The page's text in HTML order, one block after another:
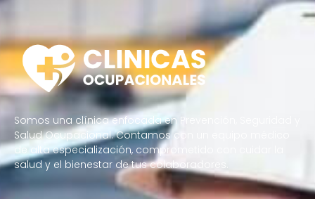
Somos una clínica enfocada en Prevención, Seguridad y
Salud Ocupacional. Contamos con un equipo médico
de alta especialización, comprometido con cuidar la
salud y el bienestar de tus colaboradores.